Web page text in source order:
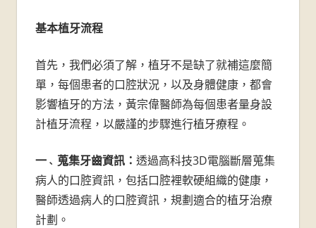
台
南
牙
醫
推
基本植牙流程
首先，我們必須了解，植牙不是缺了就補這麼簡
單，每個患者的口腔狀況，以及身體健康，都會
影響植牙的方法，黃宗偉醫師為每個患者量身設
計植牙流程，以嚴謹的步驟進行植牙療程。
一、 蒐集牙齒資訊： 透過高科技3D電腦斷層蒐集
病人的口腔資訊，包括口腔裡軟硬組織的健康，
醫師透過病人的口腔資訊，規劃適合的植牙治療
計劃。